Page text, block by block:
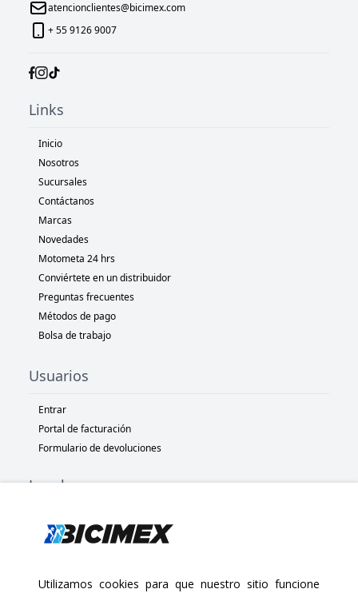
atencionclientes@bicimex.com
+ 55 9126 9007
Links
Inicio
Nosotros
Sucursales
Contáctanos
Marcas
Novedades
Motometa 24 hrs
Conviértete en un distribuidor
Preguntas frecuentes
Métodos de pago
Bolsa de trabajo
Usuarios
Entrar
Portal de facturación
Formulario de devoluciones
Legal
Políticas de privacidad
Políticas de devolución
Utilizamos cookies para que nuestro sitio funcione